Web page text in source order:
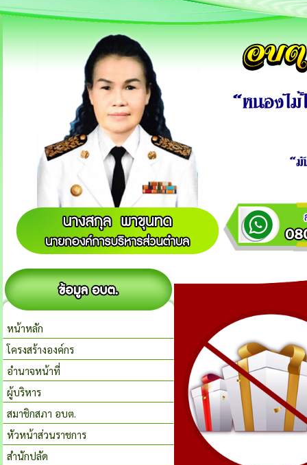
หน้าหลัก
โครงสร้างองค์กร
อำนาจหน้าที่
ผู้บริหาร
สมาชิกสภา อบต.
หัวหน้าส่วนราชการ
สำนักปลัด